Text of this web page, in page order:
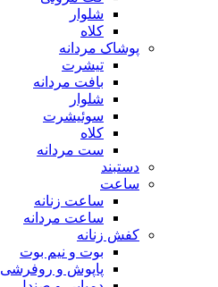
شلوار
کلاه
پوشاک مردانه
تیشرت
بافت مردانه
شلوار
سوئیشرت
کلاه
ست مردانه
دستبند
ساعت
ساعت زنانه
ساعت مردانه
کفش زنانه
بوت و نیم بوت
پاپوش و روفرشی